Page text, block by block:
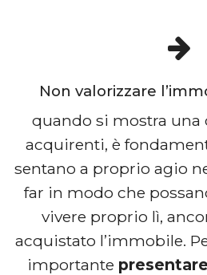
Non valorizzare
quando si mostra una
acquirenti, è
sentano a proprio agio
far in modo che
vivere proprio lì,
acquistato l’immobile.
importante